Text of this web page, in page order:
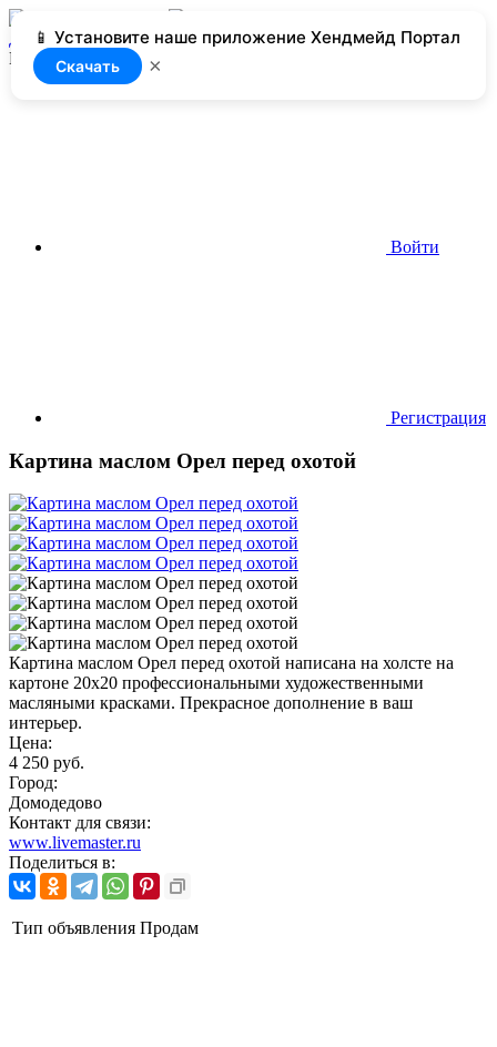
📱 Установите наше приложение Хендмейд Портал
Скачать ×
Добавить
Нет доступа
Войти
Регистрация
Картина маслом Орел перед охотой
Картина маслом Орел перед охотой написана на холсте на
картоне 20х20 профессиональными художественными
масляными красками. Прекрасное дополнение в ваш
интерьер.
Цена:
4 250 руб.
Город:
Домодедово
Контакт для связи:
www.livemaster.ru
Поделиться в:
Тип объявления Продам